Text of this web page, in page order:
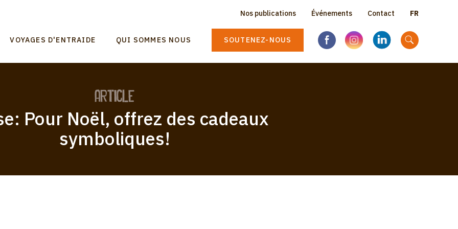
Topbar
menu
Nos publications Événements Contact
Select
language
VOYAGES D'ENTRAIDE QUI SOMMES NOUS SOUTENEZ-NOUS
article
Pour Noël, offrez des cadeaux
symboliques!